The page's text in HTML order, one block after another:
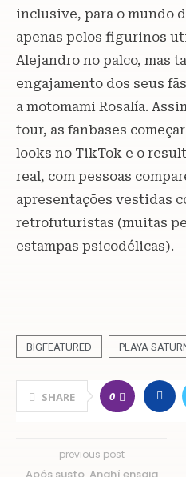
inclusive, para o mundo
apenas pelos figurinos
Alejandro no palco, mas
engajamento dos seus
a motomami Rosalía.
tour, as fanbases
looks no TikTok e o
real, com pessoas
apresentações vestidas
retrofuturistas (muitas
estampas psicodélicas).
BIGFEATURED PLAYA
SHARE 0
previous post